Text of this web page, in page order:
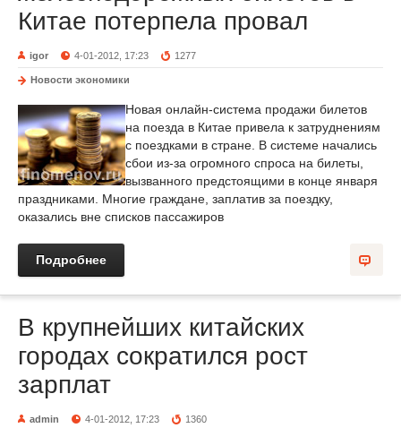
Китае потерпела провал
igor 4-01-2012, 17:23 1277
Новости экономики
Новая онлайн-система продажи билетов
на поезда в Китае привела к затруднениям
с поездками в стране. В системе начались
сбои из-за огромного спроса на билеты,
вызванного предстоящими в конце января
праздниками. Многие граждане, заплатив за поездку,
оказались вне списков пассажиров
Подробнее
В крупнейших китайских
городах сократился рост
зарплат
admin 4-01-2012, 17:23 1360